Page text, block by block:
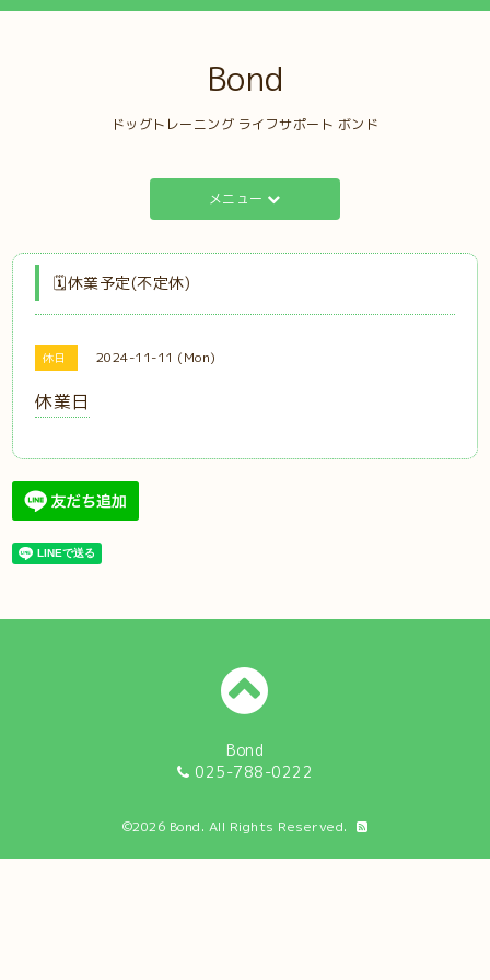
Bond
ドッグトレーニング ライフサポート ボンド
メニュー
🗓️休業予定(不定休)
休日 2024-11-11 (Mon)
休業日
Bond
025-788-0222
©2026 Bond. All Rights Reserved.